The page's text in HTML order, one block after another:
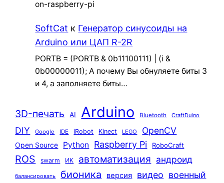
on-raspberry-pi
SoftCat к Генератор синусоиды на
Arduino или ЦАП R-2R
PORTB = (PORTB & 0b11100111) | (i &
0b00000011); А почему Вы обнуляете биты 3
и 4, а заполняете биты…
3D-печать AI Arduino Bluetooth CraftDuino
DIY Google IDE iRobot Kinect LEGO OpenCV
Open Source Python Raspberry Pi RoboCraft
ROS swarm ИК автоматизация андроид
балансировать бионика версия видео военный